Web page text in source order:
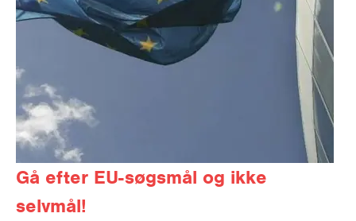
Gå efter EU-søgsmål og ikke
selvmål!